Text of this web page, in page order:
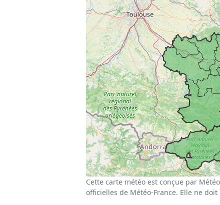
Cette carte météo est conçue par
officielles de Météo-France. Elle ne